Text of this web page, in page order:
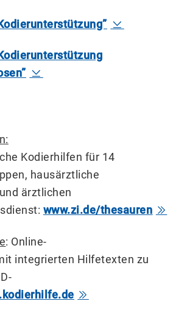
Kodierhilfen für 14
hausärztliche
ärztlichen
www.zi.de/thesauren
: Online-
integrierten Hilfetexten zu